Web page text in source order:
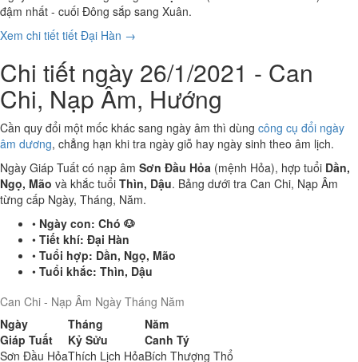
đậm nhất - cuối Đông sắp sang Xuân.
Xem chi tiết tiết Đại Hàn →
Chi tiết ngày 26/1/2021 - Can
Chi, Nạp Âm, Hướng
Cần quy đổi một mốc khác sang ngày âm thì dùng công cụ đổi ngày
âm dương, chẳng hạn khi tra ngày giỗ hay ngày sinh theo âm lịch.
Ngày Giáp Tuất có nạp âm Sơn Đầu Hỏa (mệnh Hỏa), hợp tuổi Dần,
Ngọ, Mão và khắc tuổi Thìn, Dậu. Bảng dưới tra Can Chi, Nạp Âm
từng cấp Ngày, Tháng, Năm.
• Ngày con: Chó 🐶
• Tiết khí: Đại Hàn
• Tuổi hợp: Dần, Ngọ, Mão
• Tuổi khắc: Thìn, Dậu
Can Chi - Nạp Âm Ngày Tháng Năm
Ngày
Tháng
Năm
Giáp Tuất
Kỷ Sửu
Canh Tý
Sơn Đầu HỏaThích Lịch HỏaBích Thượng Thổ